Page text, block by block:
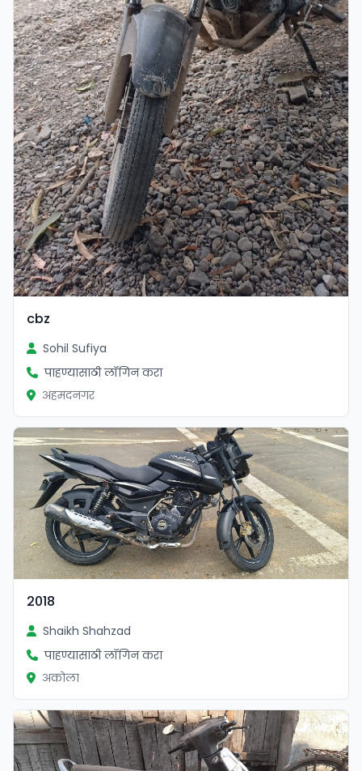
cbz
Sohil Sufiya
पाहण्यासाठी लॉगिन करा
अहमदनगर
2018
Shaikh Shahzad
पाहण्यासाठी लॉगिन करा
अकोला